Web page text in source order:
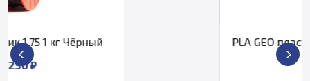
PLA GEO пластик 2,85 1 кг